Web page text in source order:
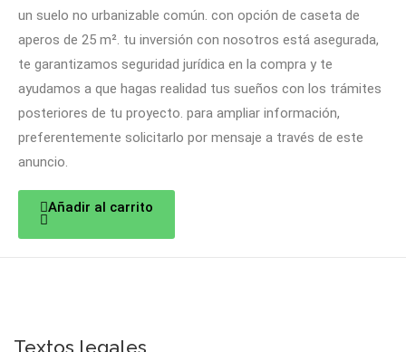
un suelo no urbanizable común. con opción de caseta de
aperos de 25 m². tu inversión con nosotros está asegurada,
te garantizamos seguridad jurídica en la compra y te
ayudamos a que hagas realidad tus sueños con los trámites
posteriores de tu proyecto. para ampliar información,
preferentemente solicitarlo por mensaje a través de este
anuncio.
Añadir al carrito
Textos legales